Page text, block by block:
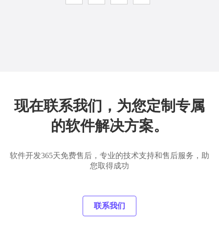
现在联系我们，为您定制专属
的软件解决方案。
软件开发365天免费售后，专业的技术支持和售后服务，助
您取得成功
联系我们